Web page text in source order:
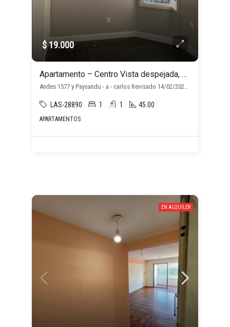
$ 19.000
Apartamento – Centro Vista despejada, Gc: Aprox $4000
Andes 1577 y Paysandu - a - carlos Revisado 14/02/2024, , Montevideo
LAS-28890 1 1 45.00
APARTAMENTOS
EN ALQUILER